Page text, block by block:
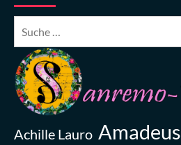
Achille Lauro Amadeus